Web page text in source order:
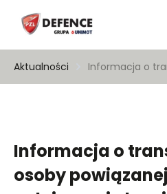
Aktualności Informacja o
Informacja o
osoby